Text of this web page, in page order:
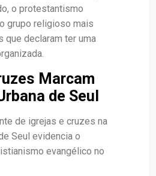
o protestantismo
grupo religioso mais
que declaram ter uma
Marcam
de Seul
de igrejas e cruzes na
Seul evidencia o
evangélico no